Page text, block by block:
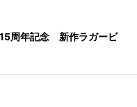
周年記念 新作ラガービ